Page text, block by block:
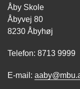
Åby Skole
Åbyvej 80
8230 Åbyhøj
Telefon: 8713 9999
E-mail: